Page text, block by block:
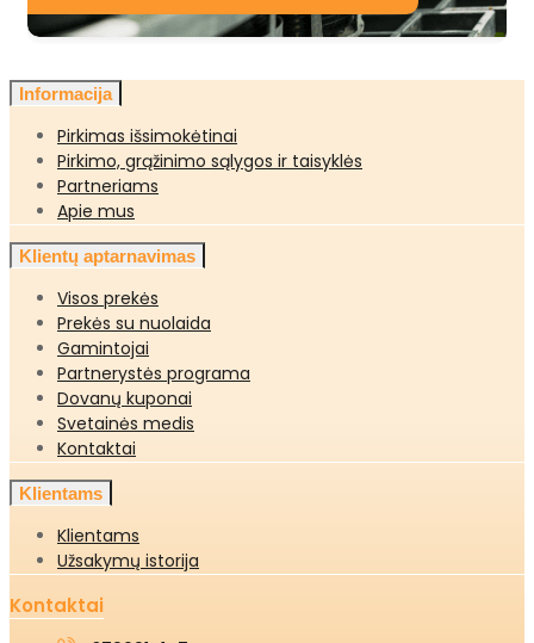
Informacija
Pirkimas išsimokėtinai
Pirkimo, grąžinimo sąlygos ir taisyklės
Partneriams
Apie mus
Klientų aptarnavimas
Visos prekės
Prekės su nuolaida
Gamintojai
Partnerystės programa
Dovanų kuponai
Svetainės medis
Kontaktai
Klientams
Klientams
Užsakymų istorija
Kontaktai